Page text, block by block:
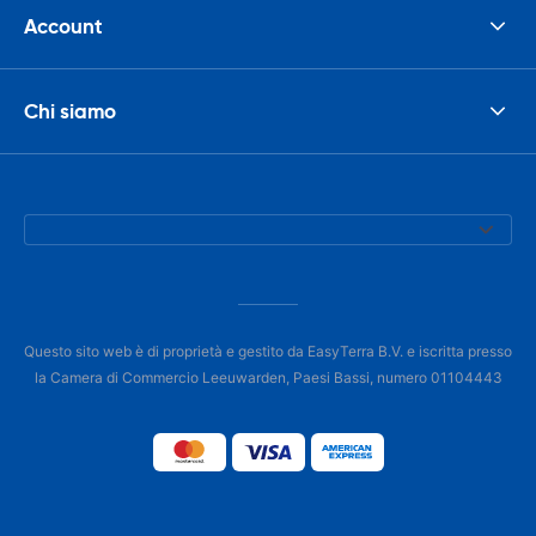
Account
Chi siamo
Questo sito web è di proprietà e gestito da EasyTerra B.V. e iscritta presso
la Camera di Commercio Leeuwarden, Paesi Bassi, numero 01104443